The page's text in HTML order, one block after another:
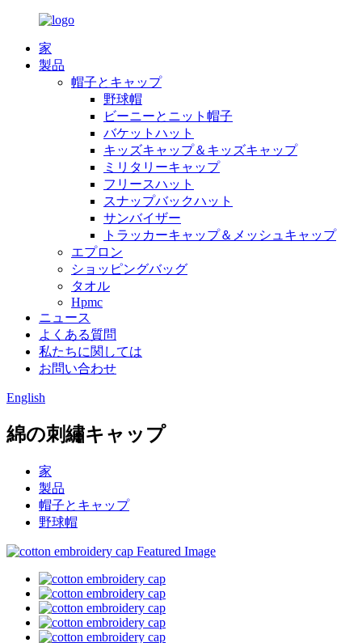
家
製品
帽子とキャップ
野球帽
ビーニーとニット帽子
バケットハット
キッズキャップ＆キッズキャップ
ミリタリーキャップ
フリースハット
スナップバックハット
サンバイザー
トラッカーキャップ＆メッシュキャップ
エプロン
ショッピングバッグ
タオル
Hpmc
ニュース
よくある質問
私たちに関しては
お問い合わせ
English
綿の刺繡キャップ
家
製品
帽子とキャップ
野球帽